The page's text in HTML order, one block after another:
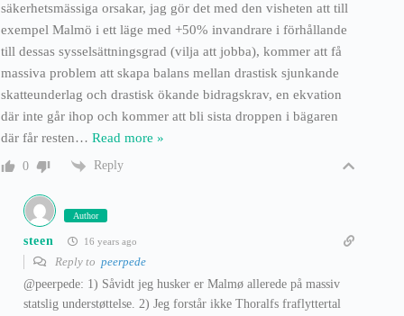
säkerhetsmässiga orsakar, jag gör det med den visheten att till
exempel Malmö i ett läge med +50% invandrare i förhållande
till dessas sysselsättningsgrad (vilja att jobba), kommer att få
massiva problem att skapa balans mellan drastisk sjunkande
skatteunderlag och drastisk ökande bidragskrav, en ekvation
där inte går ihop och kommer att bli sista droppen i bägaren
där får resten… Read more »
0 Reply
Author
steen 16 years ago
Reply to peerpede
@peerpede: 1) Såvidt jeg husker er Malmø allerede på massiv
statslig understøttelse. 2) Jeg forstår ikke Thoralfs fraflyttertal